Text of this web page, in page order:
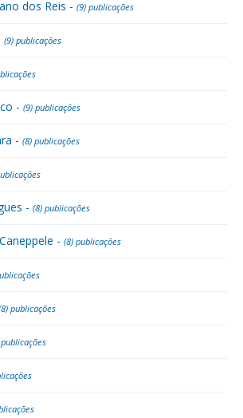
dos Reis - (9) publicações
(9) publicações
- (9) publicações
- (8) publicações
- (8) publicações
- (8) publicações
publicações